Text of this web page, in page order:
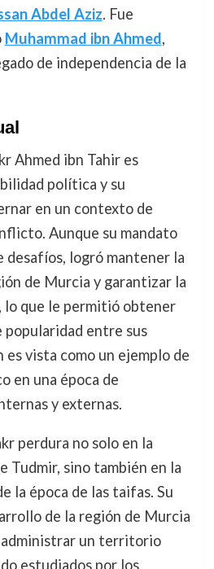
Abdel Aziz. Fue
Muhammad ibn Ahmed,
de independencia de la
Ahmed ibn Tahir es
política y su
en un contexto de
Aunque su mandato
desafíos, logró mantener la
de Murcia y garantizar la
que le permitió obtener
popularidad entre sus
es vista como un ejemplo de
en una época de
y externas.
perdura no solo en la
Tudmir, sino también en la
la época de las taifas. Su
de la región de Murcia
administrar un territorio
estudiados por los